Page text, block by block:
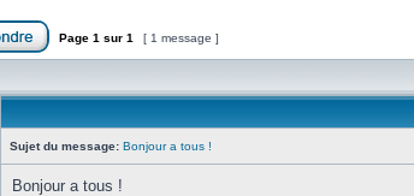
Page 1 sur 1 [ 1 message ]
Sujet du message: Bonjour a tous !
Bonjour a tous !